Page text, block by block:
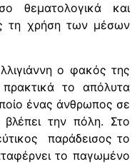
θεματολογικά και
τη χρήση των μέσων
ο φακός της
το απόλυτα
ένας άνθρωπος σε
την πόλη. Στο
παράδεισος το
το παγωμένο